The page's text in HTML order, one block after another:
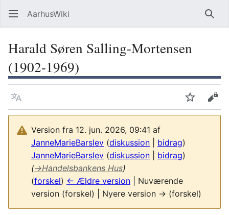
AarhusWiki Søg
Harald Søren Salling-Mortensen
(1902-1969)
Sprog OvervågVis
Version fra 12. jun. 2026, 09:41 af
JanneMarieBarslev (diskussion bidrag)
JanneMarieBarslev (diskussion bidrag)
(→Handelsbankens Hus)
(forskel) ← Ældre version | Nuværende
version (forskel) | Nyere version → (forskel)